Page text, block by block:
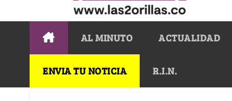
AL MINUTO ACTUALIDAD
ENVIA TU NOTICIA R.I.N.